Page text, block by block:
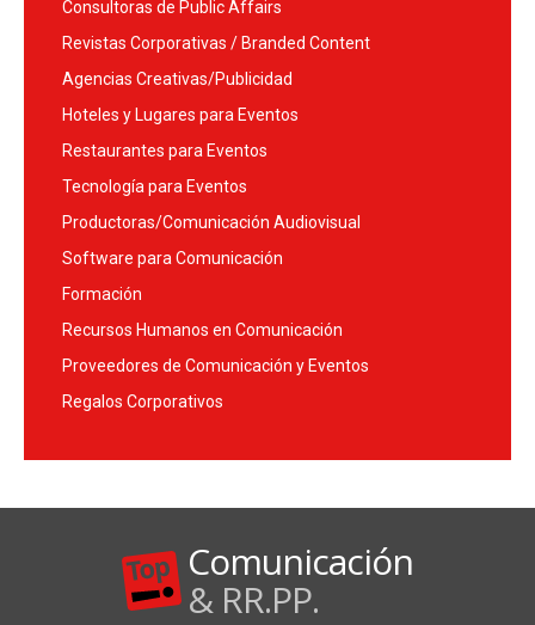
Consultoras de Public Affairs
Revistas Corporativas / Branded Content
Agencias Creativas/Publicidad
Hoteles y Lugares para Eventos
Restaurantes para Eventos
Tecnología para Eventos
Productoras/Comunicación Audiovisual
Software para Comunicación
Formación
Recursos Humanos en Comunicación
Proveedores de Comunicación y Eventos
Regalos Corporativos
Comunicación
& RR.PP.